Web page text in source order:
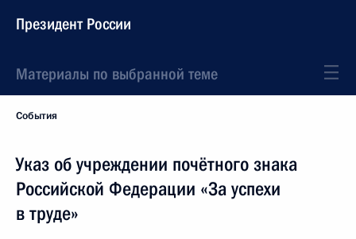
Президент России
Материалы по выбранной теме
События
Указ об учреждении почётного знака
Российской Федерации «За успехи
в труде»